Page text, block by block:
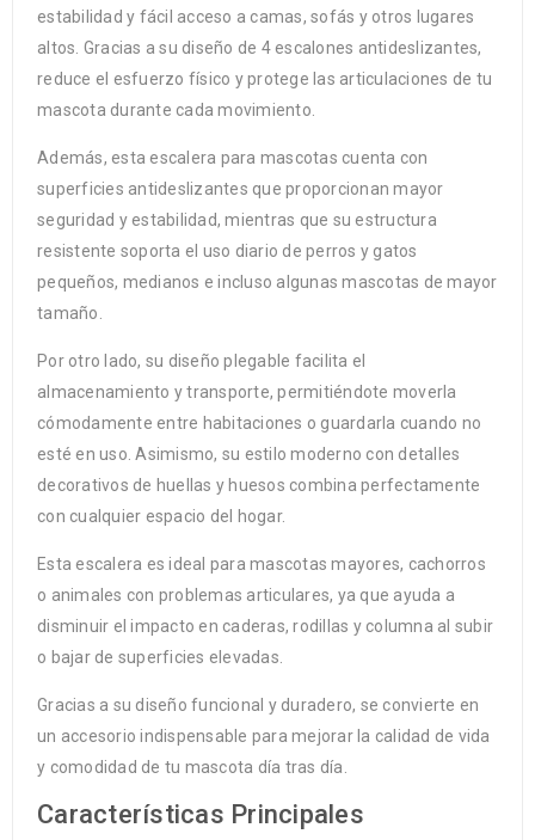
estabilidad y fácil acceso a camas, sofás y otros lugares
altos. Gracias a su diseño de 4 escalones antideslizantes,
reduce el esfuerzo físico y protege las articulaciones de tu
mascota durante cada movimiento.
Además, esta escalera para mascotas cuenta con
superficies antideslizantes que proporcionan mayor
seguridad y estabilidad, mientras que su estructura
resistente soporta el uso diario de perros y gatos
pequeños, medianos e incluso algunas mascotas de mayor
tamaño.
Por otro lado, su diseño plegable facilita el
almacenamiento y transporte, permitiéndote moverla
cómodamente entre habitaciones o guardarla cuando no
esté en uso. Asimismo, su estilo moderno con detalles
decorativos de huellas y huesos combina perfectamente
con cualquier espacio del hogar.
Esta escalera es ideal para mascotas mayores, cachorros
o animales con problemas articulares, ya que ayuda a
disminuir el impacto en caderas, rodillas y columna al subir
o bajar de superficies elevadas.
Gracias a su diseño funcional y duradero, se convierte en
un accesorio indispensable para mejorar la calidad de vida
y comodidad de tu mascota día tras día.
Características Principales